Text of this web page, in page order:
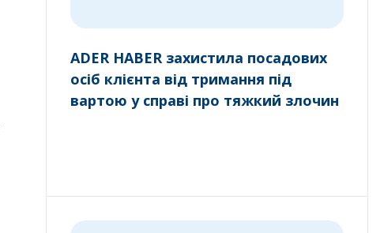
ADER HABER захистила посадових
осіб клієнта від тримання під
вартою у справі про тяжкий злочин